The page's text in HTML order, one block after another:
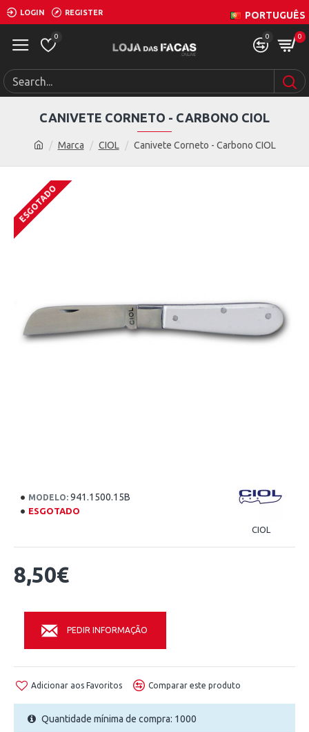
LOGIN REGISTER PORTUGUÊS
0 0 0
Marca CIOL Canivete Corneto - Carbono CIOL
CANIVETE CORNETO - CARBONO CIOL
ESGOTADO
MODELO: 941.1500.15B
ESGOTADO
CIOL
8,50€
PEDIR INFORMAÇÃO
Adicionar aos Favoritos Comparar este produto
Quantidade mínima de compra: 1000